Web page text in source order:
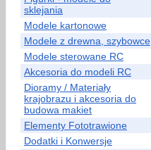
sklejania
Modele kartonowe
Modele z drewna, szybowce
Modele sterowane RC
Akcesoria do modeli RC
Dioramy / Materiały
krajobrazu i akcesoria do
budowa makiet
Elementy Fototrawione
Dodatki i Konwersje